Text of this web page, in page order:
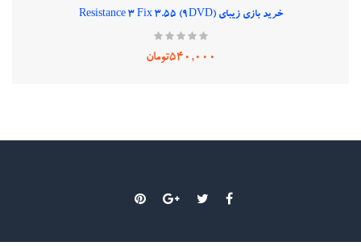
خرید بازی زیبای (Resistance 3 Fix 3.55 (9DVD
540,000تومان